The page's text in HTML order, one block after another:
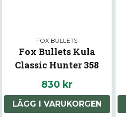
FOX BULLETS
Fox Bullets Kula
Classic Hunter 358
830 kr
LÄGG I VARUKORGEN